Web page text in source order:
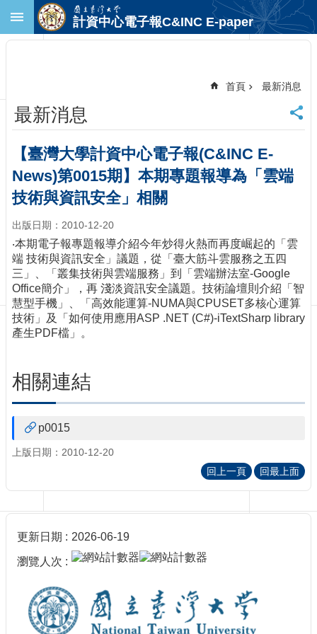
跳到主要內容區塊
首
頁
臺
大
首
頁
中
首
頁
聯
絡
資
訊
訂
消
網
導
覽
新
於
計資中心電子報C&INC E-paper
首頁 最新消息
最新消息
【臺灣大學計資中心電子報(C&INC E-
News)第0015期】本期專題報導為「雲端
技術與資訊安全」相關
出版日期：2010-12-20
‧本期電子報專題報導介紹今年炒得火熱而再度崛起的「雲
端 技術與資訊安全」議題，從「臺大筋斗雲服務之五四
三」、「叢集技術與雲端服務」到「雲端辦法室-Google
Office簡介」，再 淺淡資訊安全議題。技術論壇則介紹「智
慧型手機」、「高效能運算-NUMA與CPUSET多核心運算
技術」及「如何使用應用ASP .NET (C#)-iTextSharp library
產生PDF檔」。
相關連結
p0015
上版日期：2010-12-20
回上一頁
回最上面
更新日期 2026-06-19
瀏覽人次